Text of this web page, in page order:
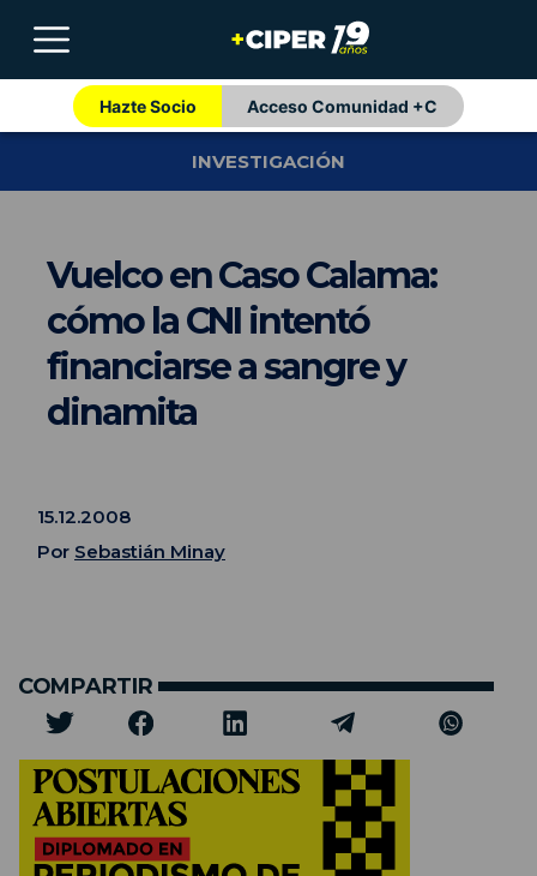
Hazte Socio Acceso Comunidad +C
INVESTIGACIÓN
Vuelco en Caso Calama:
cómo la CNI intentó
financiarse a sangre y
dinamita
15.12.2008
Por Sebastián Minay
COMPARTIR